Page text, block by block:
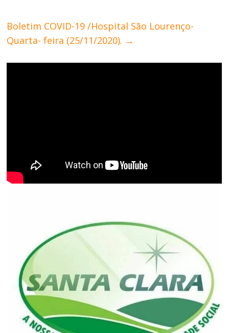
Boletim COVID-19 /Hospital São Lourenço-
Quarta- feira (25/11/2020). →